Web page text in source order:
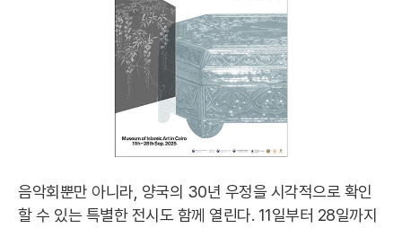
음악회뿐만 아니라, 양국의 30년 우정을 시각적으로 확인
할 수 있는 특별한 전시도 함께 열린다. 11일부터 28일까지